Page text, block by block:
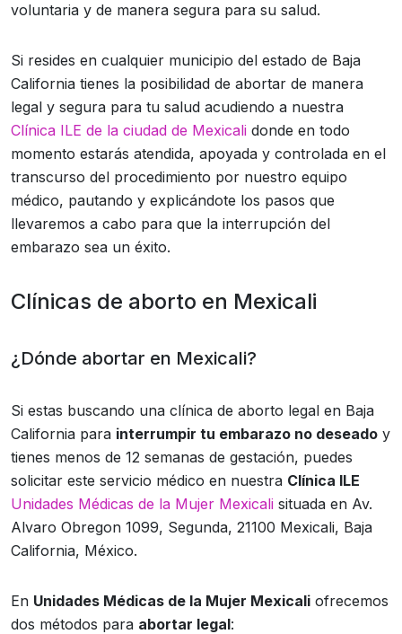
voluntaria y de manera segura para su salud.
Si resides en cualquier municipio del estado de Baja
California tienes la posibilidad de abortar de manera
legal y segura para tu salud acudiendo a nuestra
Clínica ILE de la ciudad de Mexicali donde en todo
momento estarás atendida, apoyada y controlada en el
transcurso del procedimiento por nuestro equipo
médico, pautando y explicándote los pasos que
llevaremos a cabo para que la interrupción del
embarazo sea un éxito.
Clínicas de aborto en Mexicali
¿Dónde abortar en Mexicali?
Si estas buscando una clínica de aborto legal en Baja
California para interrumpir tu embarazo no deseado y
tienes menos de 12 semanas de gestación, puedes
solicitar este servicio médico en nuestra Clínica ILE
Unidades Médicas de la Mujer Mexicali situada en Av.
Alvaro Obregon 1099, Segunda, 21100 Mexicali, Baja
California, México.
En Unidades Médicas de la Mujer Mexicali ofrecemos
dos métodos para abortar legal: